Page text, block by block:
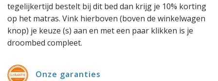
tegelijkertijd bestelt bij dit bed dan krijg je 10% korting
op het matras. Vink hierboven (boven de winkelwagen
knop) je keuze (s) aan en met een paar klikken is je
droombed compleet.
Onze garanties